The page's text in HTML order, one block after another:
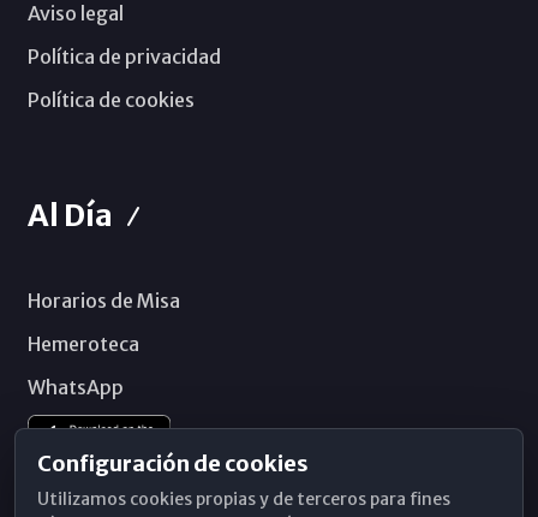
Aviso legal
Política de privacidad
Política de cookies
Al Día
Horarios de Misa
Hemeroteca
WhatsApp
Configuración de cookies
Utilizamos cookies propias y de terceros para fines